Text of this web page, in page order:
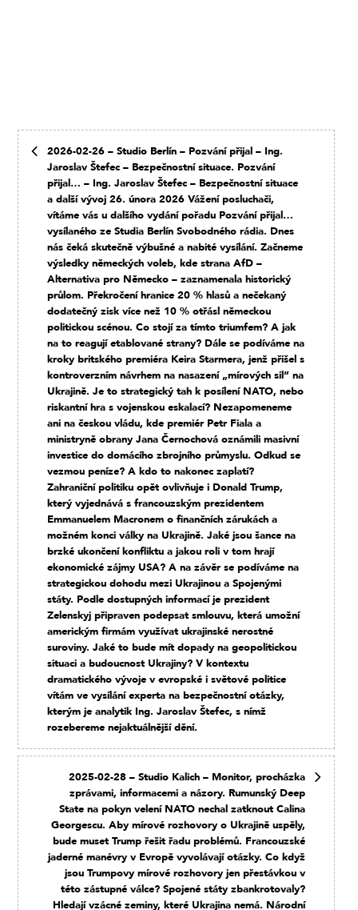
2026-02-26 – Studio Berlín – Pozvání přijal – Ing.
Jaroslav Štefec – Bezpečnostní situace. Pozvání
přijal… – Ing. Jaroslav Štefec – Bezpečnostní situace
a další vývoj 26. února 2026 Vážení posluchači,
vítáme vás u dalšího vydání pořadu Pozvání přijal…
vysílaného ze Studia Berlín Svobodného rádia. Dnes
nás čeká skutečně výbušné a nabité vysílání. Začneme
výsledky německých voleb, kde strana AfD –
Alternativa pro Německo – zaznamenala historický
průlom. Překročení hranice 20 % hlasů a nečekaný
dodatečný zisk více než 10 % otřásl německou
politickou scénou. Co stojí za tímto triumfem? A jak
na to reagují etablované strany? Dále se podíváme na
kroky britského premiéra Keira Starmera, jenž přišel s
kontroverzním návrhem na nasazení „mírových sil“ na
Ukrajině. Je to strategický tah k posílení NATO, nebo
riskantní hra s vojenskou eskalací? Nezapomeneme
ani na českou vládu, kde premiér Petr Fiala a
ministryně obrany Jana Černochová oznámili masivní
investice do domácího zbrojního průmyslu. Odkud se
vezmou peníze? A kdo to nakonec zaplatí?
Zahraniční politiku opět ovlivňuje i Donald Trump,
který vyjednává s francouzským prezidentem
Emmanuelem Macronem o finančních zárukách a
možném konci války na Ukrajině. Jaké jsou šance na
brzké ukončení konfliktu a jakou roli v tom hrají
ekonomické zájmy USA? A na závěr se podíváme na
strategickou dohodu mezi Ukrajinou a Spojenými
státy. Podle dostupných informací je prezident
Zelenskyj připraven podepsat smlouvu, která umožní
americkým firmám využívat ukrajinské nerostné
suroviny. Jaké to bude mít dopady na geopolitickou
situaci a budoucnost Ukrajiny? V kontextu
dramatického vývoje v evropské i světové politice
vítám ve vysílání experta na bezpečnostní otázky,
kterým je analytik Ing. Jaroslav Štefec, s nímž
rozebereme nejaktuálnější dění.
2025-02-28 – Studio Kalich – Monitor, procházka
zprávami, informacemi a názory. Rumunský Deep
State na pokyn velení NATO nechal zatknout Calina
Georgescu. Aby mírové rozhovory o Ukrajině uspěly,
bude muset Trump řešit řadu problémů. Francouzské
jaderné manévry v Evropě vyvolávají otázky. Co když
jsou Trumpovy mírové rozhovory jen přestávkou v
této zástupné válce? Spojené státy zbankrotovaly?
Hledají vzácné zeminy, které Ukrajina nemá. Národní